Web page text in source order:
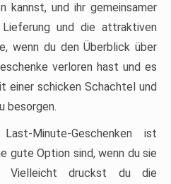
kannst, und ihr gemeinsamer
und die attraktiven
wenn du den Überblick über
verloren hast und es
schicken Schachtel und
besorgen.
Minute-Geschenken ist
gute Option sind, wenn du sie
Vielleicht druckst du die